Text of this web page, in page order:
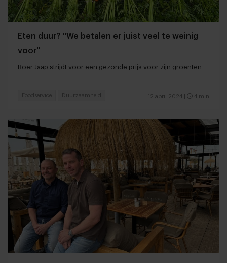
Eten duur? "We betalen er juist veel te weinig
voor"
Boer Jaap strijdt voor een gezonde prijs voor zijn groenten
12 april 2024 4 min
Foodservice Duurzaamheid